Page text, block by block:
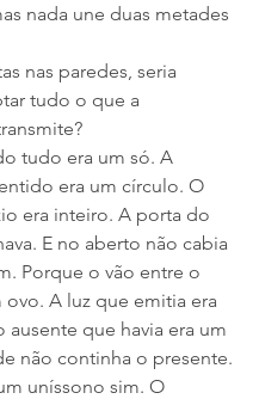
nada une duas metades
nas paredes, seria
tudo o que a
tudo era um só. A
era um círculo. O
era inteiro. A porta do
E no aberto não cabia
Porque o vão entre o
A luz que emitia era
ausente que havia era um
não continha o presente.
uníssono sim. O